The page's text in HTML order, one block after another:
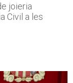
joieria
Civil a les